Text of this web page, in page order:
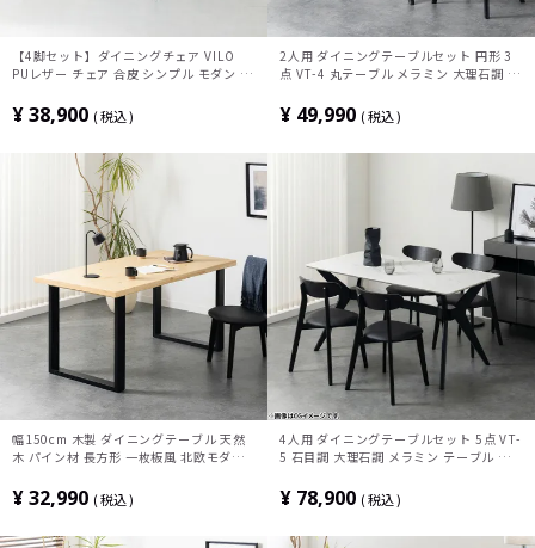
【4脚セット】ダイニングチェア VILO
PUレザー チェア 合皮 シンプル モダン 椅
食卓椅子 おしゃれ 黒 ブラック グレー ア
イボリー ORV
¥38,900 税込
2人用 ダイニングテーブルセット 円形 3
点 VT-4 丸テーブル メラミン 大理石調 石
ゃれ ダイニングセット (幅110cm 食卓テ
ーブル×1 食卓椅子×2)
¥ 49,990 税込
幅150cm 木製 ダイニングテーブル 天然
木 パイン材 長方形 一枚板風 北欧モダン
脚 黒脚 シンプル ナチュラル ブラウン
¥32,990 税込
4人用 ダイニングテーブルセット 5点 VT-
5 石目調 大理石調 メラミン テーブル モ
イニングセット (幅155cm 食卓テーブル
×1 食卓椅子×4)
¥ 78,900 税込